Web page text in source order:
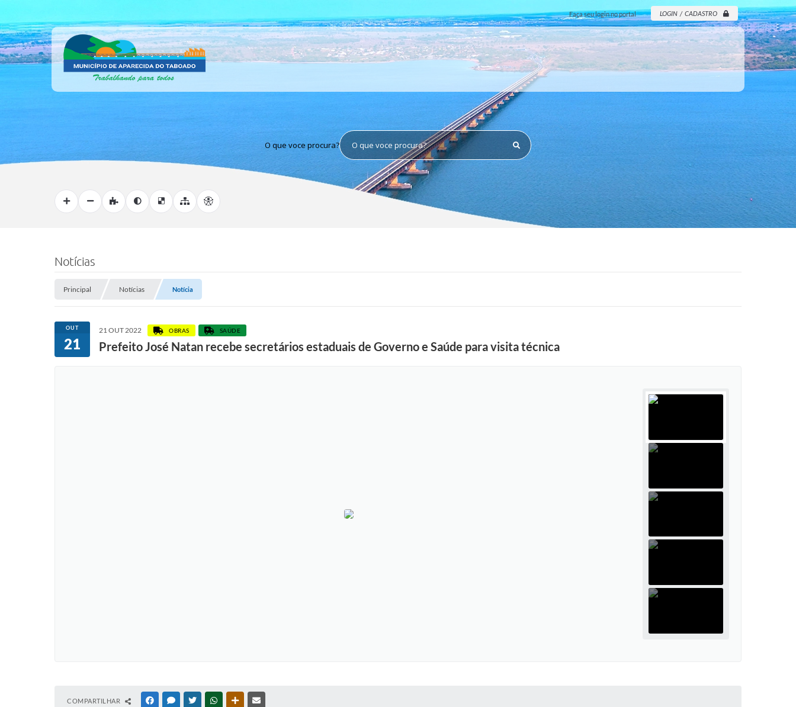
Faça seu login no portal LOGIN / CADASTRO
O que voce procura?
Notícias
Principal Notícias Notícia
OUT
21
21 OUT 2022 OBRAS SAÚDE
Prefeito José Natan recebe secretários estaduais de Governo e Saúde para visita técnica
COMPARTILHAR FACEBOOKMESSENGER
TWITTERWHATSAPPOUTRAS MÍDIAS